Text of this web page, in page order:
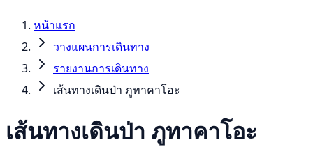
หน้าแรก
วางแผนการเดินทาง
รายงานการเดินทาง
เส้นทางเดินป่า ภูทาคาโอะ
เส้นทางเดินป่า ภูทาคาโอะ